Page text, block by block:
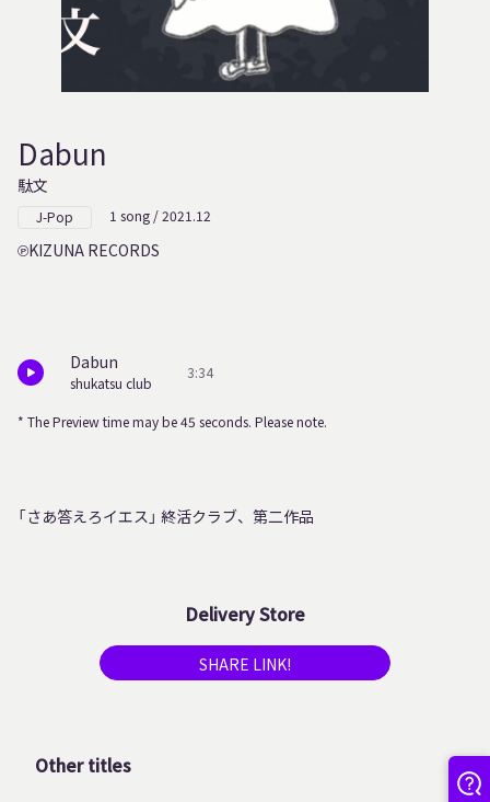
Dabun
駄文
J-Pop 1 song / 2021.12
KIZUNA RECORDS
Dabun
shukatsu club
3:34
* The Preview time may be 45 seconds. Please note.
「さあ答えろイエス」 終活クラブ、第二作品
Delivery Store
SHARE LINK!
Other titles